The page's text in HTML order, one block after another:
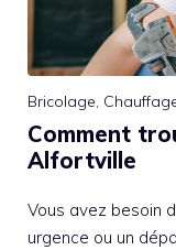
Bricolage,
Comment
Alfortville
Vous avez besoin
urgence ou un